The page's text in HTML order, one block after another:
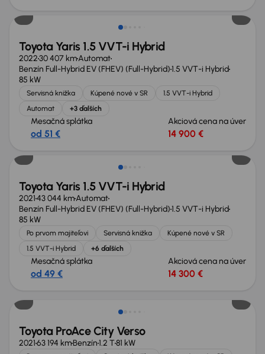
Toyota Yaris 1.5 VVT-i Hybrid
202230 407 kmAutomat
Benzín Full-Hybrid EV (FHEV) (Full-Hybrid)1.5 VVT-i Hybrid
85 kW
Servisná knižka Kúpené nové v SR
1.5 VVT-i Hybrid
Automat
+3 ďalších
Mesačná splátka
od 51 €
Akciová cena na úver
14 900 €
Toyota Yaris 1.5 VVT-i Hybrid
202143 044 kmAutomat
Benzín Full-Hybrid EV (FHEV) (Full-Hybrid)1.5 VVT-i Hybrid
85 kW
Po prvom majiteľovi Servisná knižka
Kúpené nové v SR
1.5 VVT-i Hybrid
+6 ďalších
Mesačná splátka
od 49 €
Akciová cena na úver
14 300 €
Toyota ProAce City Verso
202163 194 kmBenzín1.2 T81 kW